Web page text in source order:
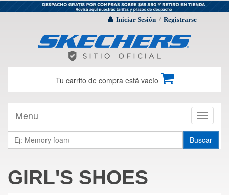
Iniciar Sesión / Registrarse
Tu carrito de compra está vacío
Toggle
Menu
Buscar
GIRL'S SHOES